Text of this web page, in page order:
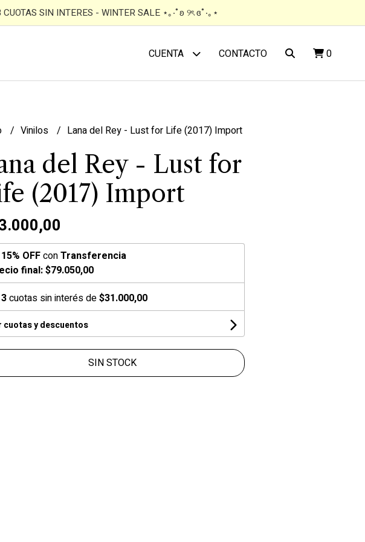
SIN INTERES - WINTER SALE ⋆｡‧˚ʚ ୨ৎ ɞ˚‧｡⋆
CUENTA CONTACTO 0
Vinilos Lana del Rey - Lust for Life (2017) Import
del Rey - Lust for
(2017) Import
15% OFFconTransferencia
final:$79.050,00
3cuotas sin interés de$31.000,00
cuotas y descuentos
SIN STOCK